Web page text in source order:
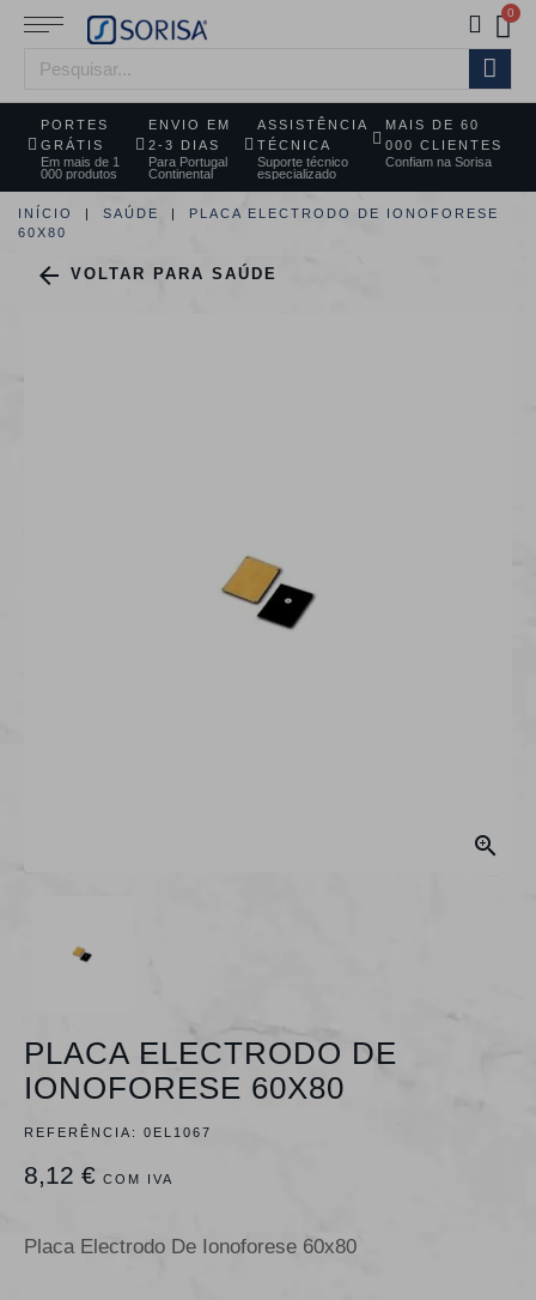
PORTES
GRÁTIS
Em mais de 1
000 produtos
ENVIO EM
2-3 DIAS
Para Portugal
Continental
ASSISTÊNCIA
TÉCNICA
Suporte técnico
especializado
MAIS DE 60
000 CLIENTES
Confiam na Sorisa
INÍCIO SAÚDE
PLACA ELECTRODO DE IONOFORESE
60X80
 VOLTAR PARA SAÚDE

PLACA ELECTRODO DE
IONOFORESE 60X80
REFERÊNCIA: 0EL1067
8,12 € COM IVA
Placa Electrodo De Ionoforese 60x80